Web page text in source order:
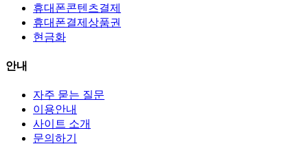
휴대폰콘텐츠결제
휴대폰결제상품권
현금화
안내
자주 묻는 질문
이용안내
사이트 소개
문의하기